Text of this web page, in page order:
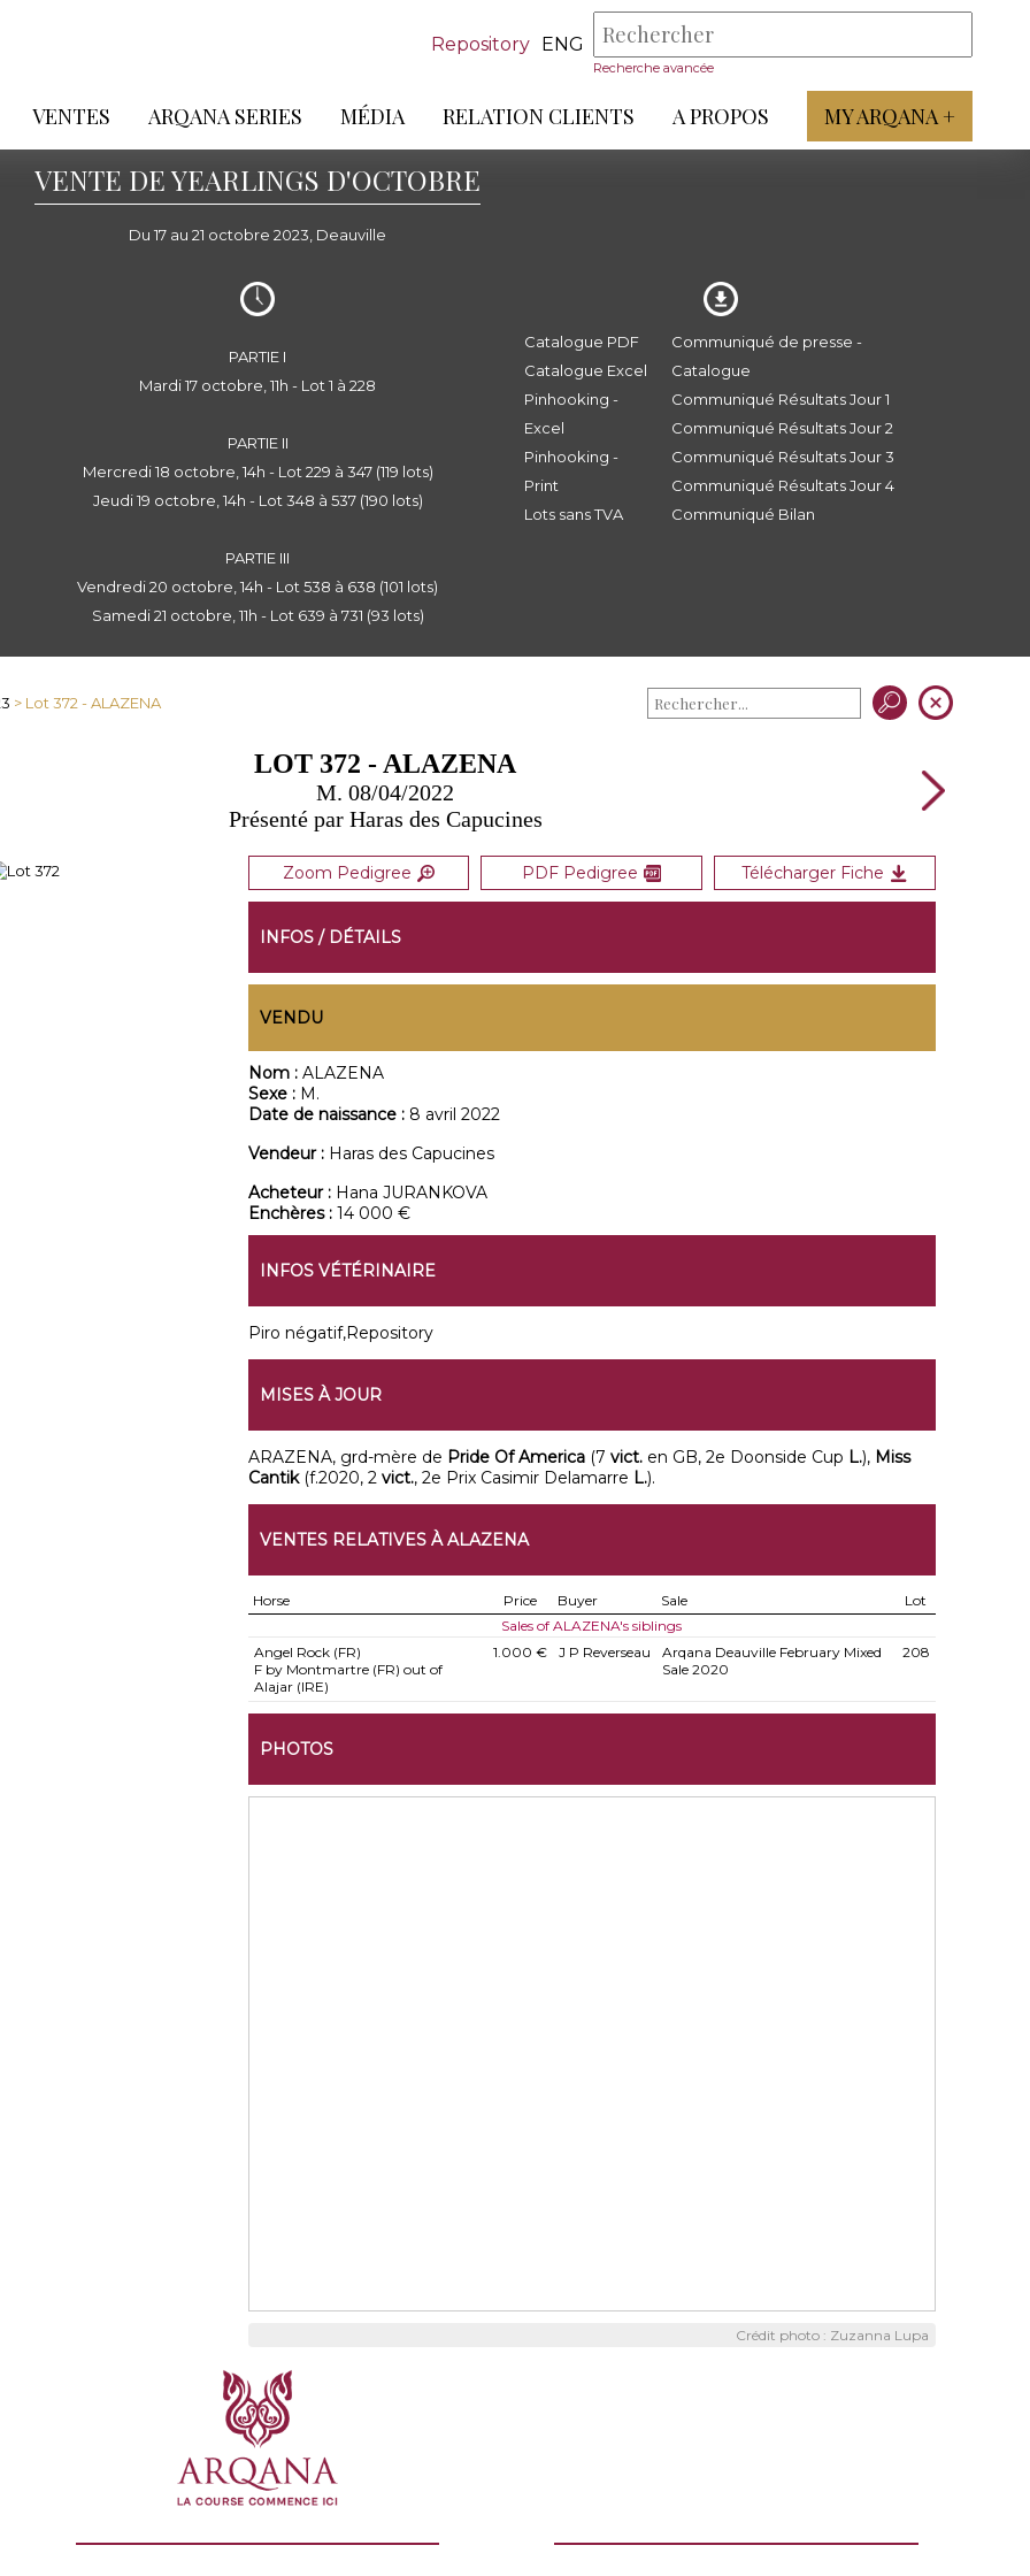
Repository ENG
Recherche avancée
VENTES ARQANA SERIES MÉDIA RELATION CLIENTS A PROPOS MY ARQANA +
VENTE DE YEARLINGS D'OCTOBRE
Du 17 au 21 octobre 2023, Deauville
PARTIE I
Mardi 17 octobre, 11h - Lot 1 à 228
PARTIE II
Mercredi 18 octobre, 14h - Lot 229 à 347 (119 lots)
Jeudi 19 octobre, 14h - Lot 348 à 537 (190 lots)
PARTIE III
Vendredi 20 octobre, 14h - Lot 538 à 638 (101 lots)
Samedi 21 octobre, 11h - Lot 639 à 731 (93 lots)
Catalogue PDF
Catalogue Excel
Pinhooking -
Excel
Pinhooking -
Print
Lots sans TVA
Communiqué de presse -
Catalogue
Communiqué Résultats Jour 1
Communiqué Résultats Jour 2
Communiqué Résultats Jour 3
Communiqué Résultats Jour 4
Communiqué Bilan
> Lot 372 - ALAZENA
LOT 372 - ALAZENA
M. 08/04/2022
Présenté par Haras des Capucines
Zoom Pedigree PDF Pedigree Télécharger Fiche
INFOS / DÉTAILS
VENDU
Nom : ALAZENA
Sexe : M.
Date de naissance : 8 avril 2022
Vendeur : Haras des Capucines
Acheteur : Hana JURANKOVA
Enchères : 14 000 €
INFOS VÉTÉRINAIRE
Piro négatif,Repository
MISES À JOUR
ARAZENA, grd-mère de Pride Of America(7 vict.en GB, 2e Doonside Cup L.), Miss
Cantik (f.2020, 2vict., 2e Prix Casimir Delamarre L.).
VENTES RELATIVES À ALAZENA
Horse Price Buyer Sale
Lot
Sales of ALAZENA's siblings
Angel Rock (FR)
F by Montmartre (FR) out of
Alajar (IRE)
1.000 € J P Reverseau
Arqana Deauville February Mixed
Sale 2020
208
PHOTOS
Crédit photo : Zuzanna Lupa